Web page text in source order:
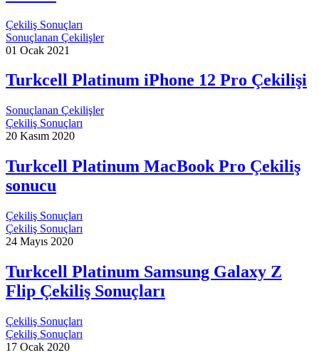
Çekiliş Sonuçları
Sonuçlanan Çekilişler
01 Ocak 2021
Turkcell Platinum iPhone 12 Pro Çekilişi
Sonuçlanan Çekilişler
Çekiliş Sonuçları
20 Kasım 2020
Turkcell Platinum MacBook Pro Çekiliş
sonucu
Çekiliş Sonuçları
Çekiliş Sonuçları
24 Mayıs 2020
Turkcell Platinum Samsung Galaxy Z
Flip Çekiliş Sonuçları
Çekiliş Sonuçları
Çekiliş Sonuçları
17 Ocak 2020